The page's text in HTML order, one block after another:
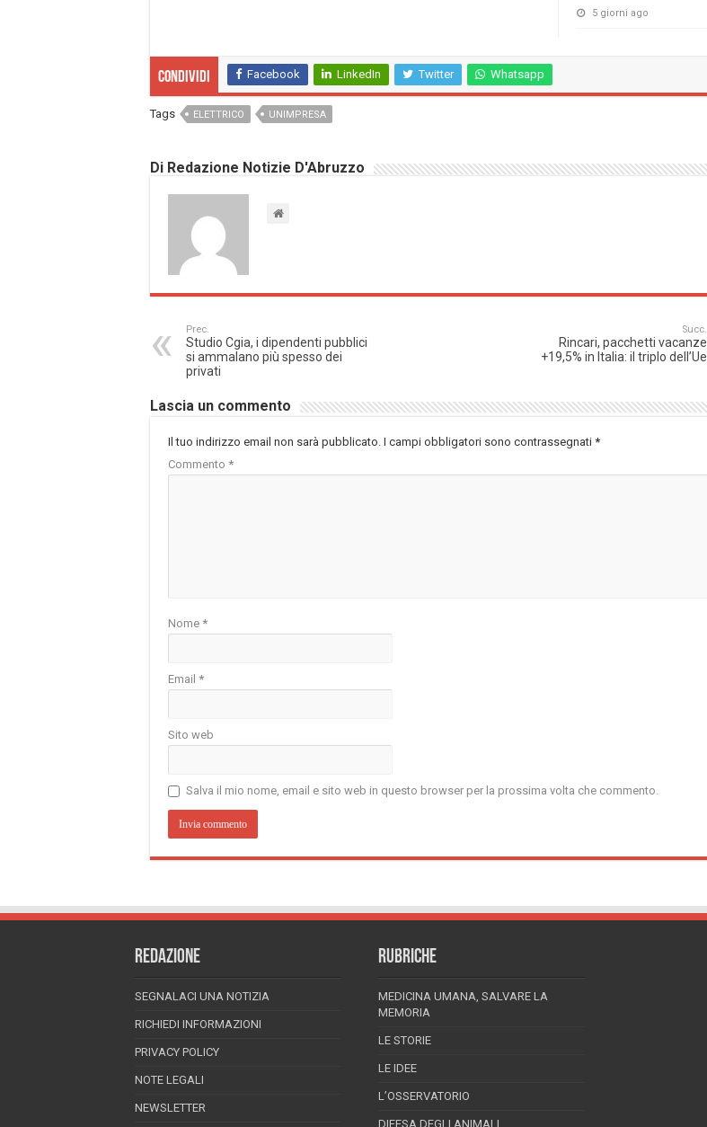
5 giorni ago
Condividi Facebook LinkedIn Twitter Whatsapp
Tags ELETTRICO UNIMPRESA
Di Redazione Notizie D'Abruzzo
Prec.
Studio Cgia, i dipendenti pubblici
si ammalano più spesso dei
privati
Succ.
Rincari, pacchetti vacanze
+19,5% in Italia: il triplo dell’Ue
Lascia un commento
Il tuo indirizzo email non sarà pubblicato. I campi obbligatori sono contrassegnati *
Commento *
Nome *
Email *
Sito web
Salva il mio nome, email e sito web in questo browser per la prossima volta che commento.
REDAZIONE
SEGNALACI UNA NOTIZIA
RICHIEDI INFORMAZIONI
PRIVACY POLICY
NOTE LEGALI
NEWSLETTER
RUBRICHE
MEDICINA UMANA, SALVARE LA
MEMORIA
LE STORIE
LE IDEE
L’OSSERVATORIO
DIFESA DEGLI ANIMALI